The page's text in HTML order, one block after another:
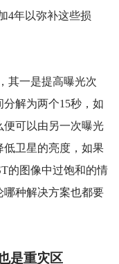
4年以弥补这些损
其一是提高曝光次
解为两个15秒，如
可以由另一次曝光
卫星的亮度，如果
的图像中过饱和的情
哪种解决方案也都要
是重灾区